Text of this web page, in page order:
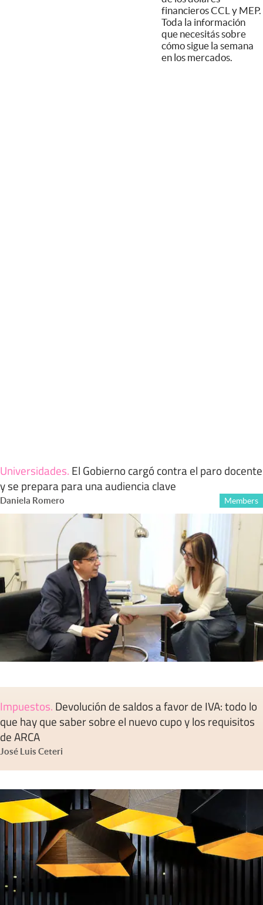
financieros CCL y MEP.
Toda la información
que necesitás sobre
cómo sigue la semana
en los mercados.
Universidades. El Gobierno cargó contra el paro docente
y se prepara para una audiencia clave
Daniela Romero Members
Impuestos. Devolución de saldos a favor de IVA: todo lo
que hay que saber sobre el nuevo cupo y los requisitos
de ARCA
José Luis Ceteri